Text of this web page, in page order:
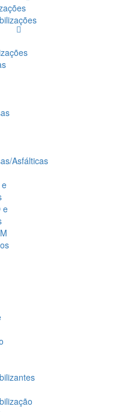
Asfálticas
e
e